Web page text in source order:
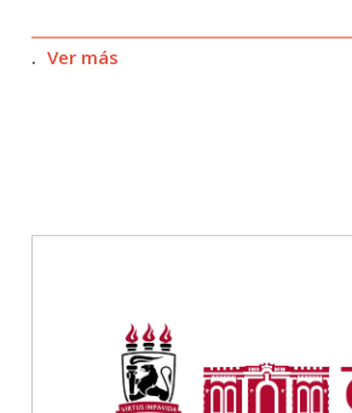
. Ver más